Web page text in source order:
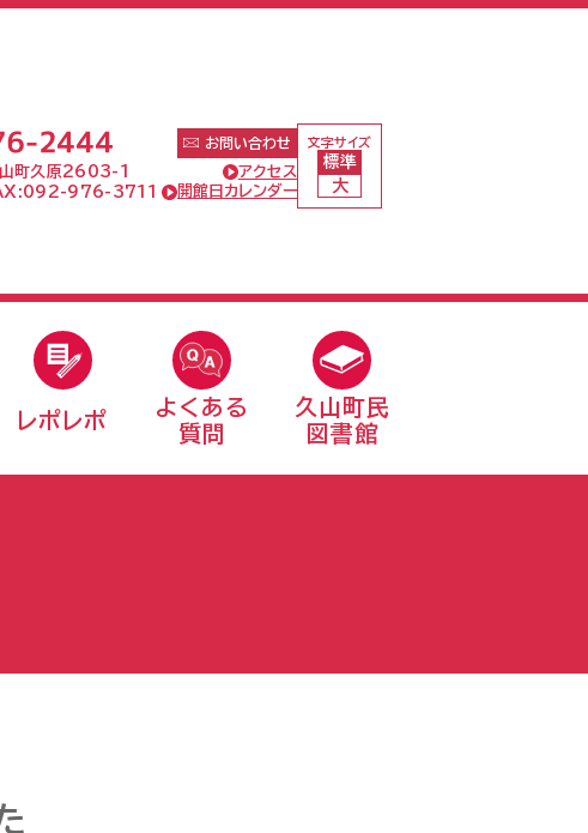
お問い合わせ
山町久原2603-1
アクセス
976-3711
開館日カレンダー
文字サイズ
標準
大
レポレポ
よくある
質問
久山町民
図書館